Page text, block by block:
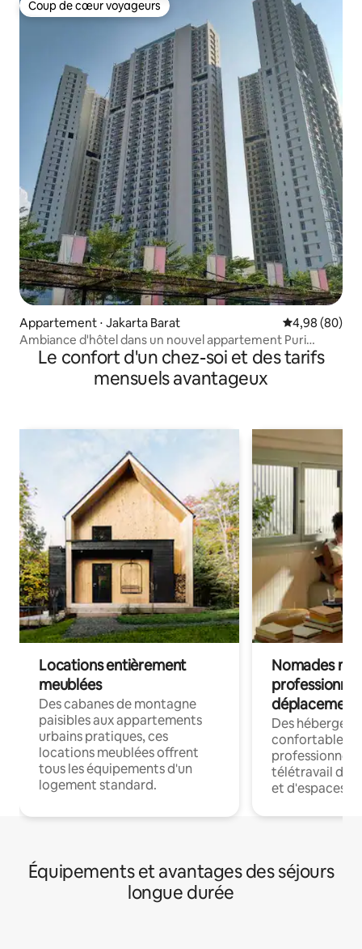
Coup de cœur voyageurs
Coup de cœur voyageurs
Appartement ⋅ Jakarta Barat Évaluation
4,98 (80)
Ambiance d'hôtel dans un nouvel appartement Puri
Orchard
Le confort d'un chez-soi et des tarifs
mensuels avantageux
Locations entièrement
meublées
Des cabanes de montagne
paisibles aux appartements
urbains pratiques, ces
locations meublées offrent
tous les équipements d'un
logement standard.
Nomades
déplacement
Des
confortables
professionnels
télétravail
et d'espaces
Équipements et avantages des séjours
longue durée